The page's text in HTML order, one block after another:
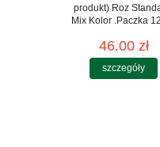
produkt) Roz
Mix Kolor .Paczka
46.00 zł
szczegóły